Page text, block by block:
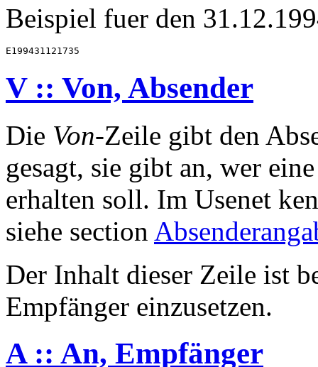
Beispiel fuer den
V :: Von, Absender
Die Von-Zeile gibt den
gesagt, sie gibt an, wer
erhalten soll. Im Usenet
siehe section
Der Inhalt dieser Zeile ist
Empfänger einzusetzen.
A :: An, Empfänger